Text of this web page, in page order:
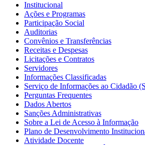
Institucional
Ações e Programas
Participação Social
Auditorias
Convênios e Transferências
Receitas e Despesas
Licitações e Contratos
Servidores
Informações Classificadas
Serviço de Informações ao Cidadão
Perguntas Frequentes
Dados Abertos
Sanções Administrativas
Sobre a Lei de Acesso à Informação
Plano de Desenvolvimento
Atividade Docente